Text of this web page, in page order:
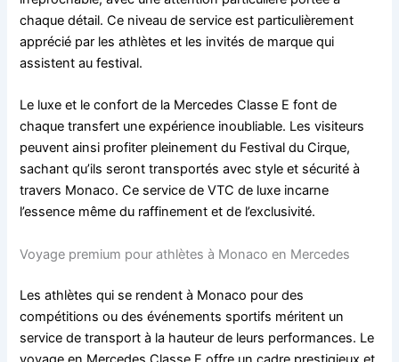
chaque détail. Ce niveau de service est particulièrement
apprécié par les athlètes et les invités de marque qui
assistent au festival.
Le luxe et le confort de la Mercedes Classe E font de
chaque transfert une expérience inoubliable. Les visiteurs
peuvent ainsi profiter pleinement du Festival du Cirque,
sachant qu’ils seront transportés avec style et sécurité à
travers Monaco. Ce service de VTC de luxe incarne
l’essence même du raffinement et de l’exclusivité.
Voyage premium pour athlètes à Monaco en Mercedes
Les athlètes qui se rendent à Monaco pour des
compétitions ou des événements sportifs méritent un
service de transport à la hauteur de leurs performances. Le